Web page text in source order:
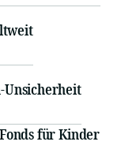
Unsicherheit
für Kinder